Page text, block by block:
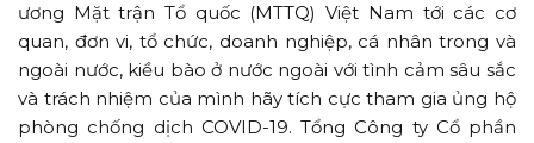
ương Mặt trận Tổ quốc (MTTQ) Việt Nam tới các cơ
quan, đơn vi, tổ chức, doanh nghiệp, cá nhân trong và
ngoài nước, kiều bào ở nước ngoài với tình cảm sâu sắc
và trách nhiệm của mình hãy tích cực tham gia ủng hộ
phòng chống dịch COVID-19. Tổng Công ty Cổ phần